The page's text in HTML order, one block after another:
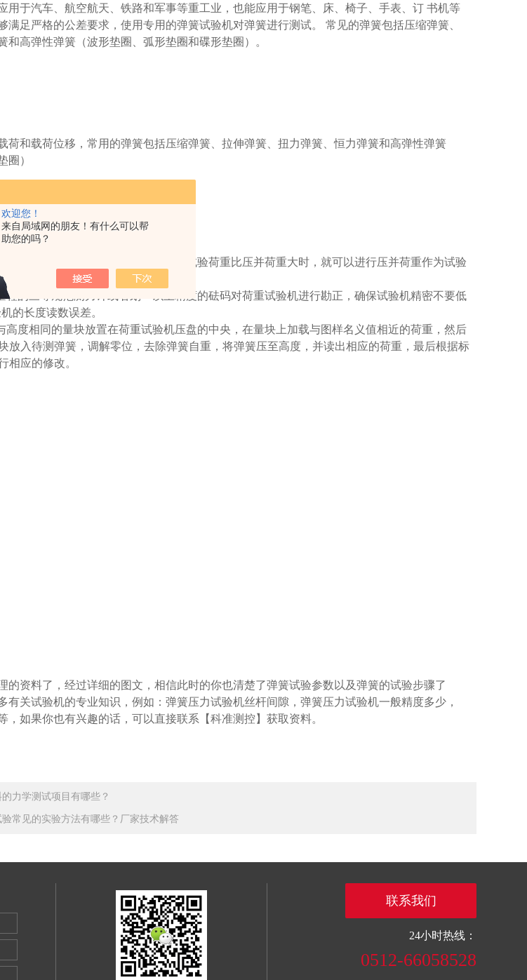
欢迎您！
来自局域网的朋友！有什么可以帮
助您的吗？
用于汽车、航空航天、铁路和军事等重工业，也能应用于钢笔、床、椅子、手表、订 书机等
满足严格的公差要求，使用专用的弹簧试验机对弹簧进行测试。 常见的弹簧包括压缩弹簧、
和高弹性弹簧（波形垫圈、弧形垫圈和碟形垫圈）。
荷和载荷位移，常用 的弹簧包括压缩弹簧、拉伸弹簧、扭力弹簧、恒力弹簧和高弹性弹簧
圈）
先将弹簧压缩一次到实验的荷重，当试验荷重比压并荷重大时，就可以进行压并荷重作为试验
见压并荷重的1.5倍。
程的三等规范测力计或者划一以上精度的砝码对荷重试验机进行勘正，确保试验机精密不要低
的长度读数误差。
高度相同的量块放置在荷重试验机压盘的中央，在量块上加载与图样名义值相近的荷重，然后
放入待测弹簧，调解零位，去除弹簧自重，将弹簧压至高度，并读出相应的荷重， 最后根据标
相应的修改。
的资料了，经过详细的图文，相信此时的你也清楚了弹簧试验参数以及弹簧的试验步骤了
有关试验机的专业知识，例如：弹簧压力试验机丝杆间隙，弹簧压力试验机一般精度多少，
，如果你也有兴趣的话，可以直接联系【科准测控】获取资料。
力学测试项目有哪些？
验常见的实验方法有哪些？厂家技术解答
联系我们
24小时热线：
0512-66058528